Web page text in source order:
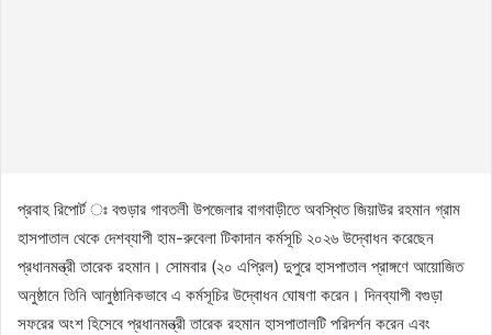
প্রবাহ রিপোর্ট ঃ বগুড়ার গাবতলী উপজেলার বাগবাড়ীতে অবস্থিত জিয়াউর রহমান গ্রাম
হাসপাতাল থেকে দেশব্যাপী হাম-রুবেলা টিকাদান কর্মসূচি ২০২৬ উদ্বোধন করেছেন
প্রধানমন্ত্রী তারেক রহমান। সোমবার (২০ এপ্রিল) দুপুরে হাসপাতাল প্রাঙ্গণে আয়োজিত
অনুষ্ঠানে তিনি আনুষ্ঠানিকভাবে এ কর্মসূচির উদ্বোধন ঘোষণা করেন। দিনব্যাপী বগুড়া
সফরের অংশ হিসেবে প্রধানমন্ত্রী তারেক রহমান হাসপাতালটি পরিদর্শন করেন এবং